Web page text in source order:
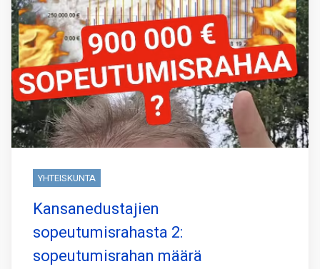
YHTEISKUNTA
Kansanedustajien
sopeutumisrahasta 2:
sopeutumisrahan määrä